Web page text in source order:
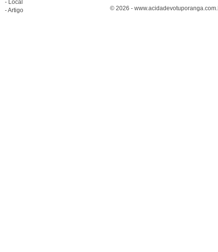
- Local
- Artigo
© 2026 -